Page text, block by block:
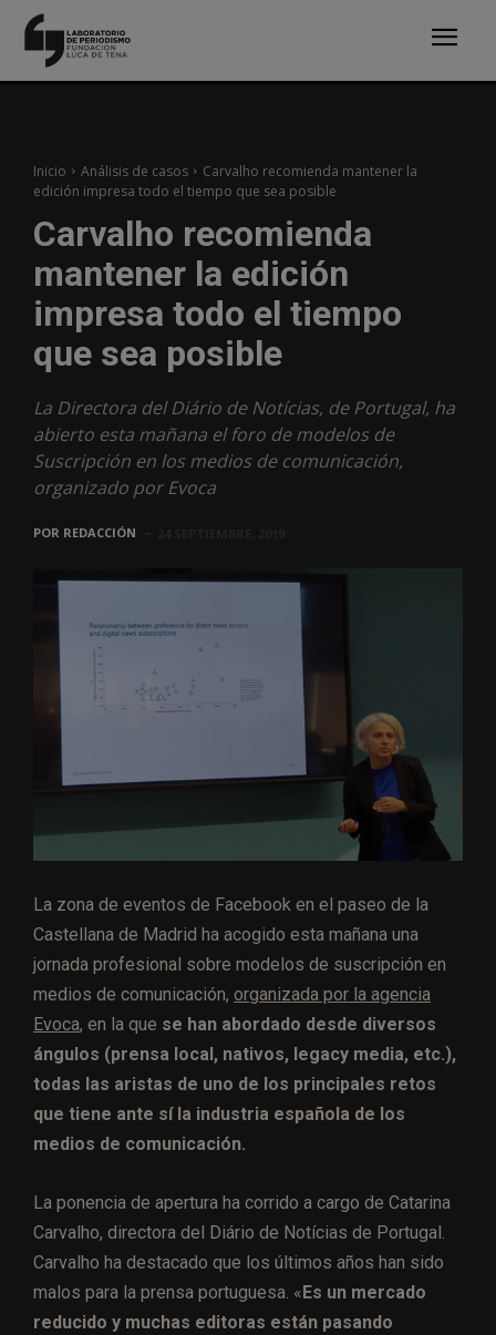
Inicio Análisis de casos
Carvalho recomienda mantener la
edición impresa todo el tiempo que sea posible
Carvalho recomienda
mantener la edición
impresa todo el tiempo
que sea posible
La Directora del Diário de Notícias, de Portugal, ha
abierto esta mañana el foro de modelos de
Suscripción en los medios de comunicación,
organizado por Evoca
POR REDACCIÓN
La zona de eventos de Facebook en el paseo de la
Castellana de Madrid ha acogido esta mañana una
jornada profesional sobre modelos de suscripción en
medios de comunicación, organizada por la agencia
Evoca, en la que se han abordado desde diversos
ángulos (prensa local, nativos, legacy media, etc.),
todas las aristas de uno de los principales retos
que tiene ante sí la industria española de los
medios de comunicación.
La ponencia de apertura ha corrido a cargo de Catarina
Carvalho, directora del Diário de Notícias de Portugal.
Carvalho ha destacado que los últimos años han sido
malos para la prensa portuguesa. « Es un mercado
reducido y muchas editoras están pasando